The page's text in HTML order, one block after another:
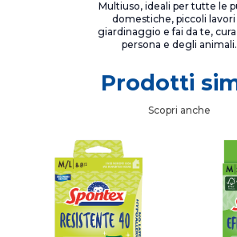
Multiuso, ideali per tutte le
domestiche, piccoli lavori
giardinaggio e fai da te,
persona e degli animali.
Prodotti
Scopri anche